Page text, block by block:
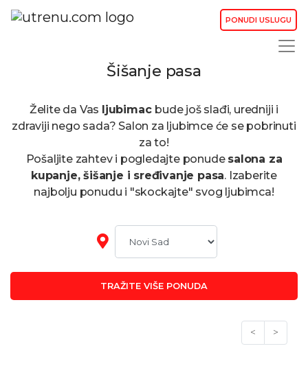
PONUDI USLUGU
Šišanje pasa
Želite da Vas ljubimac bude još slađi, uredniji i
zdraviji nego sada? Salon za ljubimce će se pobrinuti
za to!
Pošaljite zahtev i pogledajte ponude salona za
kupanje, šišanje i sređivanje pasa. Izaberite
najbolju ponudu i "skockajte" svog ljubimca!
TRAŽITE VIŠE PONUDA
< >